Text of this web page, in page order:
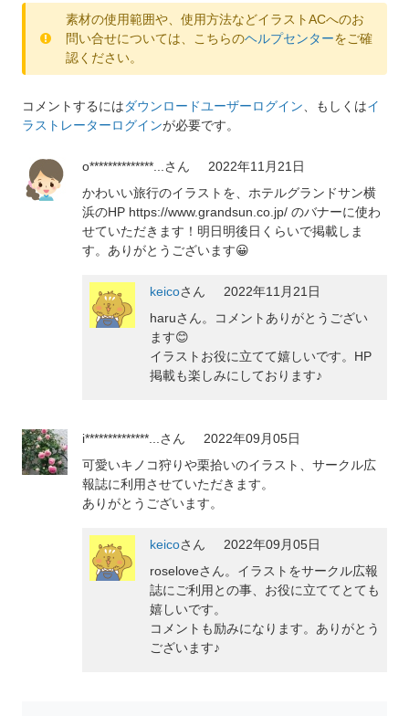
素材の使用範囲や、使用方法などイラストACへのお
問い合せについては、こちらのヘルプセンターをご確
認ください。
コメントするにはダウンロードユーザーログイン 、もしくはイ
ラストレーターログインが必要です。
o**************... さん
2022年11月21日
かわいい旅行のイラストを、ホテルグランドサン横
浜のHP https://www.grandsun.co.jp/ のバナーに使わ
せていただきます！明日明後日くらいで掲載しま
す。ありがとうございます😀
keicoさん
2022年11月21日
haruさん。コメントありがとうござい
ます😊
イラストお役に立てて嬉しいです。HP
掲載も楽しみにしております♪
i**************... さん
2022年09月05日
可愛いキノコ狩りや栗拾いのイラスト、サークル広
報誌に利用させていただきます。
ありがとうございます。
keicoさん
2022年09月05日
roseloveさん。イラストをサークル広報
誌にご利用との事、お役に立ててとても
嬉しいです。
コメントも励みになります。ありがとう
ございます♪